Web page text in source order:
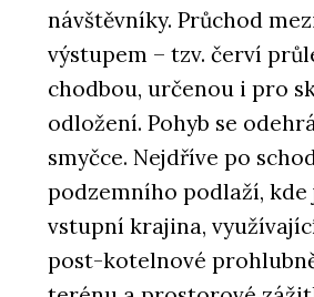
návštěvníky. Průchod
výstupem – tzv. červí
chodbou, určenou i pro
odložení. Pohyb se
smyčce. Nejdříve po
podzemního podlaží, kde
vstupní krajina,
post-kotelnové